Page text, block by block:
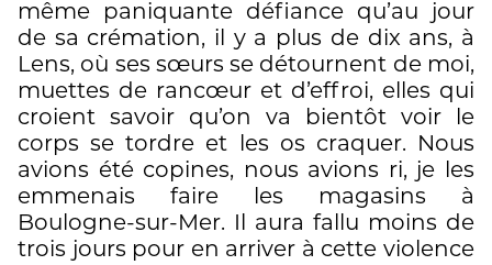
même paniquante défiance qu’au jour
de sa crémation, il y a plus de dix ans, à
Lens, où ses sœurs se détournent de moi,
muettes de rancœur et d’effroi, elles qui
croient savoir qu’on va bientôt voir le
corps se tordre et les os craquer. Nous
avions été copines, nous avions ri, je les
emmenais faire les magasins à
Boulogne-sur-Mer. Il aura fallu moins de
trois jours pour en arriver à cette violence